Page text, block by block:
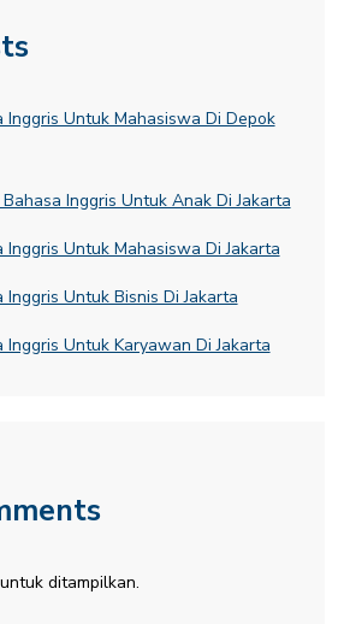
Inggris Untuk Mahasiswa Di Depok
Inggris Untuk Anak Di Jakarta
Inggris Untuk Mahasiswa Di Jakarta
Inggris Untuk Bisnis Di Jakarta
Inggris Untuk Karyawan Di Jakarta
ditampilkan.